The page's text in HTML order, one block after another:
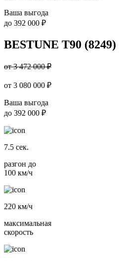
Ваша выгода
до 392 000 ₽
BESTUNE T90 (8249)
от 3 472 000 ₽
от 3 080 000 ₽
Ваша выгода
до 392 000 ₽
7.5 сек.
разгон до
100 км/ч
220 км/ч
максимальная
скорость